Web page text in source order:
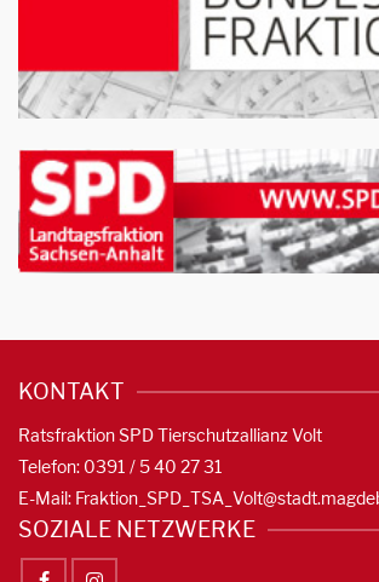
KONTAKT
Ratsfraktion SPD Tierschutzallianz Volt
Telefon: 0391 / 5 40 27 31
E-Mail:
SOZIALE NETZWERKE